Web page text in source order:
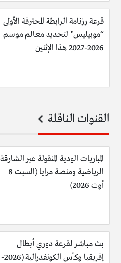
قرعة رزنامة الرابطة المحترفة الأولى
“موبيليس” لتحديد معالم موسم
2026-2027 هذا الإثنين
القنوات الناقلة
المباريات الودية المنقولة عبر الشارقة
الرياضية ومنصة مرايا (السبت 8
أوت 2026)
بث مباشر لقرعة دوري أبطال
إفريقيا وكأس الكونفدرالية (2026-